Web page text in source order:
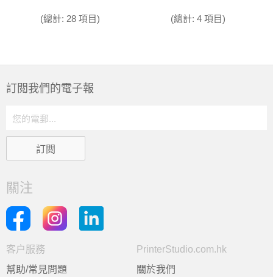
(總計: 28 項目) (總計: 4 項目)
訂閲我們的電子報
關注
客户服務
幫助/常見問題
PrinterStudio.com.hk
關於我們